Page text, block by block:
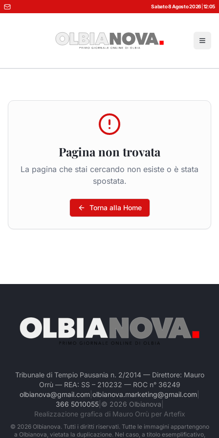
Sabato 8 Agosto 2026 12:05
Pagina non trovata
La pagina che stai cercando non esiste o è stata
spostata.
Torna alla Home
Tribunale di Tempio Pausania n. 2/2014 — Direttore: Mauro
Orrù — REA: SS – 210232 — ROC n° 36249
olbianova@gmail.com olbianova.marketing@gmail.com
366 5010055| © 2026 Olbianova
Realizzazione grafica di Mauro Orrù per Artefix
© 2026Olbianova. Tutti i diritti riservati. Tutte le immagini appartengono
a Olbianova, vietata la duplicazione. Nel caso, a titolo esemplificativo,